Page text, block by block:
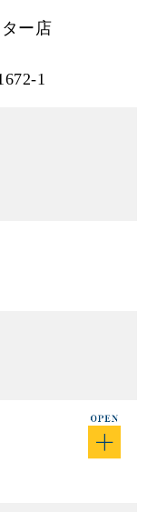
業は一切なし
対応します）
に努めています
！
安心！
です。まずはお
、内装のカラー
り合わせなどを
ー店
1